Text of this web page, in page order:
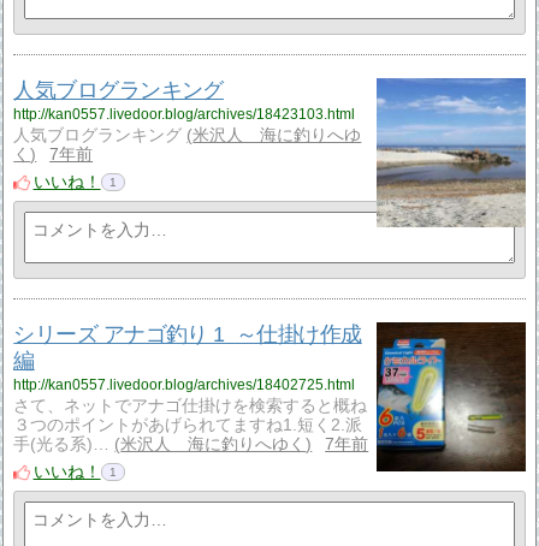
人気ブログランキング
http://kan0557.livedoor.blog/archives/18423103.html
人気ブログランキング
米沢人 海に釣りへゆ
く
7年前
いいね！
1
シリーズ アナゴ釣り 1 ～仕掛け作成
編
http://kan0557.livedoor.blog/archives/18402725.html
さて、ネットでアナゴ仕掛けを検索すると概ね
３つのポイントがあげられてますね1.短く2.派
手(光る系)…
米沢人 海に釣りへゆく
7年前
いいね！
1